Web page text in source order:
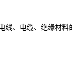
线、电缆、绝缘材